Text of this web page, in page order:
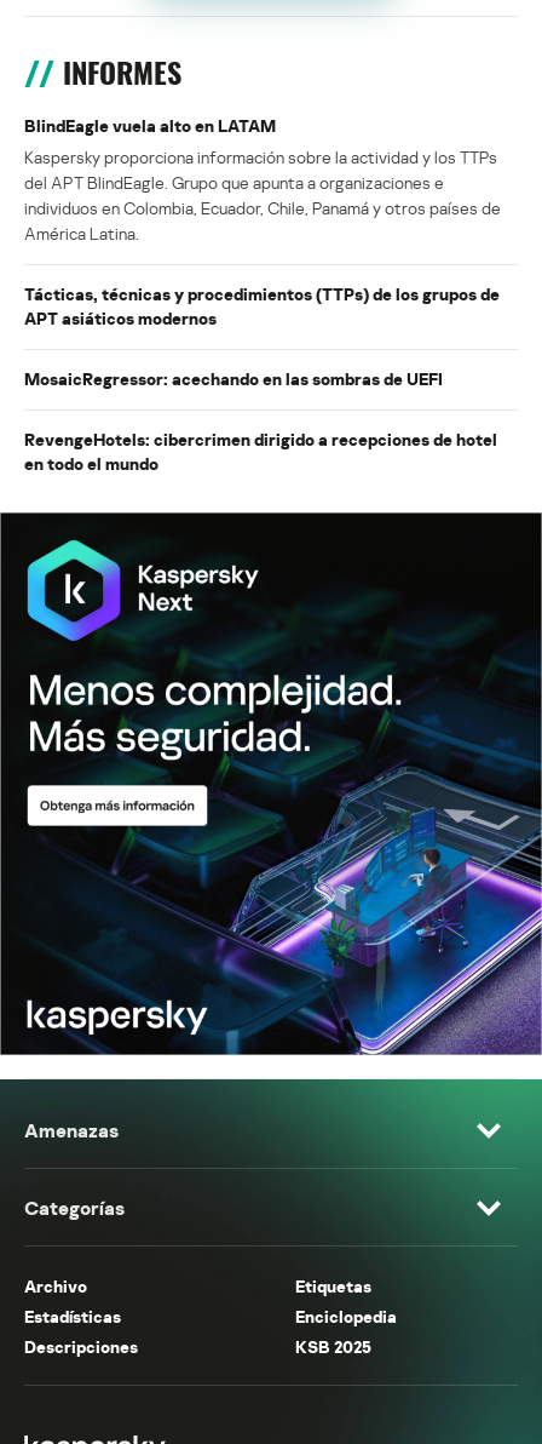
INFORMES
BlindEagle vuela alto en LATAM
Kaspersky proporciona información sobre la actividad y los TTPs
del APT BlindEagle. Grupo que apunta a organizaciones e
individuos en Colombia, Ecuador, Chile, Panamá y otros países de
América Latina.
Tácticas, técnicas y procedimientos (TTPs) de los grupos de
APT asiáticos modernos
MosaicRegressor: acechando en las sombras de UEFI
RevengeHotels: cibercrimen dirigido a recepciones de hotel
en todo el mundo
Amenazas
Categorías
Archivo
Etiquetas
Estadísticas
Enciclopedia
Descripciones
KSB 2025